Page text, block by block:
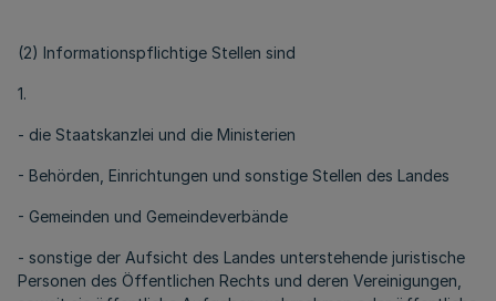
(2) Informationspflichtige Stellen sind
1.
- die Staatskanzlei und die Ministerien
- Behörden, Einrichtungen und sonstige Stellen des Landes
- Gemeinden und Gemeindeverbände
- sonstige der Aufsicht des Landes unterstehende juristische
Personen des Öffentlichen Rechts und deren Vereinigungen,